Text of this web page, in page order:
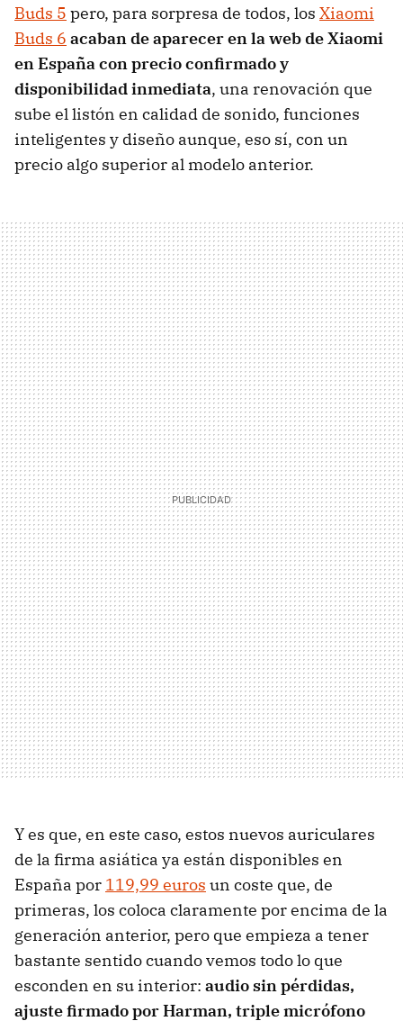
Buds 5 pero, para sorpresa de todos, los Xiaomi
Buds 6 acaban de aparecer en la web de Xiaomi
en España con precio confirmado y
disponibilidad inmediata, una renovación que
sube el listón en calidad de sonido, funciones
inteligentes y diseño aunque, eso sí, con un
precio algo superior al modelo anterior.
Y es que, en este caso, estos nuevos auriculares
de la firma asiática ya están disponibles en
España por 119,99 euros un coste que, de
primeras, los coloca claramente por encima de la
generación anterior, pero que empieza a tener
bastante sentido cuando vemos todo lo que
esconden en su interior: audio sin pérdidas,
ajuste firmado por Harman, triple micrófono